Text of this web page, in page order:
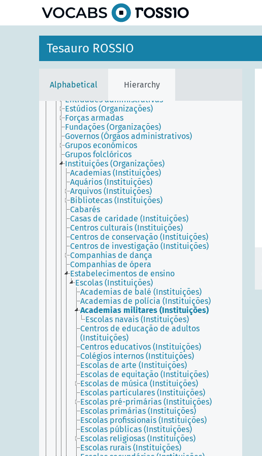
Tesauro ROSSIO
Alphabetical Hierarchy
Agentes
Agentes físicos
Agentes sociais
Grupos
Organizações
Agências
Associações
Comissões (Organizações)
Comités
Empresas
Entidades administrativas
Estúdios (Organizações)
Forças armadas
Fundações (Organizações)
Governos (Órgãos administrativos)
Grupos económicos
Grupos folclóricos
Instituições (Organizações)
Academias (Instituições)
Aquários (Instituições)
Arquivos (Instituições)
Bibliotecas (Instituições)
Cabarés
Casas de caridade (Instituições)
Centros culturais (Instituições)
Centros de conservação (Instituições)
Centros de investigação (Instituições)
Companhias de dança
Companhias de ópera
Estabelecimentos de ensino
Escolas (Instituições)
Academias de balé (Instituições)
Academias de polícia (Instituições)
Academias militares (Instituições)
Escolas navais (Instituições)
Centros de educação de adultos
(Instituições)
Centros educativos (Instituições)
Colégios internos (Instituições)
Escolas de arte (Instituições)
Escolas de equitação (Instituições)
Escolas de música (Instituições)
Escolas particulares (Instituições)
Escolas pré-primárias (Instituições)
Escolas primárias (Instituições)
Escolas profissionais (Instituições)
Escolas públicas (Instituições)
Escolas religiosas (Instituições)
Escolas rurais (Instituições)